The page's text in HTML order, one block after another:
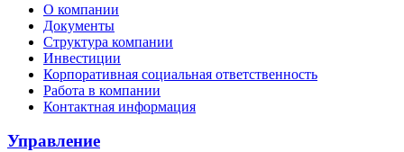
О компании
Документы
Структура компании
Инвестиции
Корпоративная социальная ответственность
Работа в компании
Контактная информация
Управление